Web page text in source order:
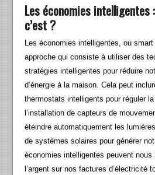
Les économies intelligentes
c’est ?
Les économies intelligentes, ou
approche qui consiste à utiliser des
stratégies intelligentes pour réduire
d’énergie à la maison. Cela peut
thermostats intelligents pour réguler la
l’installation de capteurs de
éteindre automatiquement les
de systèmes solaires pour générer
économies intelligentes peuvent nous
l’argent sur nos factures d’électricité